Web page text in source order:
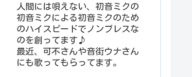
人間には唄えない、初音ミクの
初音ミクによる初音ミクのため
のハイスピードでノンブレスな
のを創ってます♪
最近、可不さんや音街ウナさん
にも歌ってもらってます。